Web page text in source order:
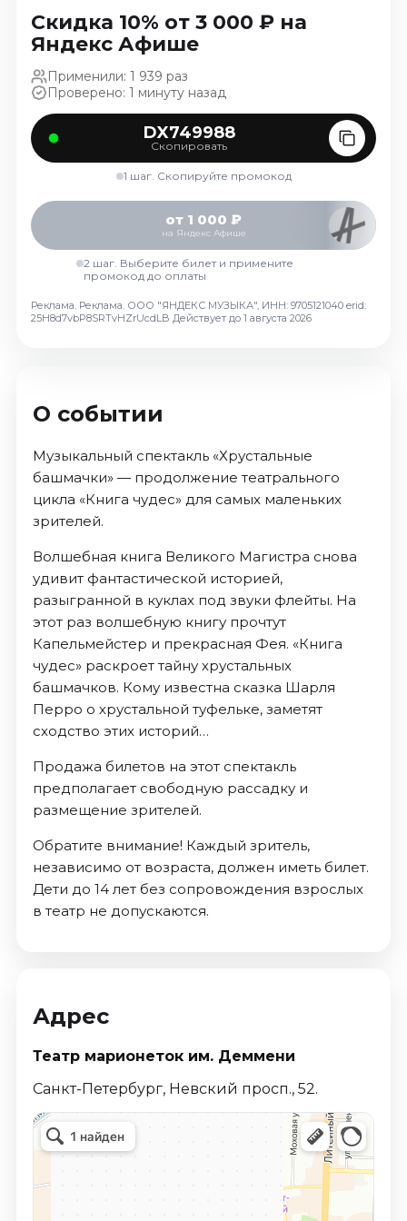
Декабрь 2026
Спорт
Август 2026
Сентябрь 2026
Декабрь 2026
Август 2026
Сентябрь 2026
Октябрь 2026
Ноябрь 2026
Декабрь 2026
Скидка 10% от 3 000 ₽ на
Яндекс Афише
Применили: 1 939 раз
Проверено: 1 минуту назад
DX749988
Скопировать
1 шаг. Скопируйте промокод
от 1 000 ₽
на Яндекс Афише
2 шаг. Выберите билет и примените
промокод до оплаты
Реклама. Реклама. ООО "ЯНДЕКС МУЗЫКА", ИНН: 9705121040 erid:
25H8d7vbP8SRTvHZrUcdLB Действует до 1 августа 2026
О событии
Музыкальный спектакль «Хрустальные
башмачки» — продолжение театрального
цикла «Книга чудес» для самых маленьких
зрителей.
Волшебная книга Великого Магистра снова
удивит фантастической историей,
разыгранной в куклах под звуки флейты. На
этот раз волшебную книгу прочтут
Капельмейстер и прекрасная Фея. «Книга
чудес» раскроет тайну хрустальных
башмачков. Кому известна сказка Шарля
Перро о хрустальной туфельке, заметят
сходство этих историй…
Продажа билетов на этот спектакль
предполагает свободную рассадку и
размещение зрителей.
Обратите внимание! Каждый зритель,
независимо от возраста, должен иметь билет.
Дети до 14 лет без сопровождения взрослых
в театр не допускаются.
Адрес
Театр марионеток им. Деммени
Санкт-Петербург, Невский просп., 52.